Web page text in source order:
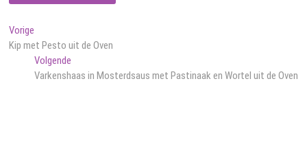
Bericht
navigatie
Vorige
bericht:
Kip met Pesto uit de Oven
VolgendeVolgend
bericht:
Varkenshaas in Mosterdsaus met Pastinaak en Wortel uit de Oven